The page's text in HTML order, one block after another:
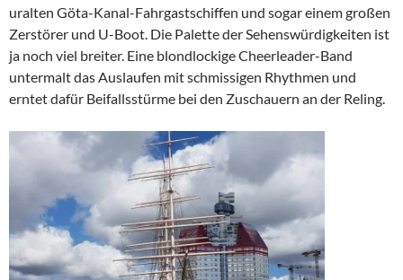
uralten Göta-Kanal-Fahrgastschiffen und sogar einem großen
Zerstörer und U-Boot. Die Palette der Sehenswürdigkeiten ist
ja noch viel breiter. Eine blondlockige Cheerleader-Band
untermalt das Auslaufen mit schmissigen Rhythmen und
erntet dafür Beifallsstürme bei den Zuschauern an der Reling.